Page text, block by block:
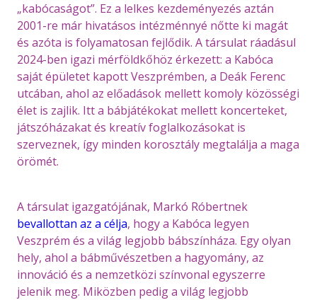
„kabócaságot”. Ez a lelkes kezdeményezés aztán
2001-re már hivatásos intézménnyé nőtte ki magát
és azóta is folyamatosan fejlődik. A társulat ráadásul
2024-ben igazi mérföldkőhöz érkezett: a Kabóca
saját épületet kapott Veszprémben, a Deák Ferenc
utcában, ahol az előadások mellett komoly közösségi
élet is zajlik. Itt a bábjátékokat mellett koncerteket,
játszóházakat és kreatív foglalkozásokat is
szerveznek, így minden korosztály megtalálja a maga
örömét.
A társulat igazgatójának, Markó Róbertnek
bevallottan az a célja, hogy a Kabóca legyen
Veszprém és a világ legjobb bábszínháza. Egy olyan
hely, ahol a bábművészetben a hagyomány, az
innováció és a nemzetközi színvonal egyszerre
jelenik meg. Miközben pedig a világ legjobb